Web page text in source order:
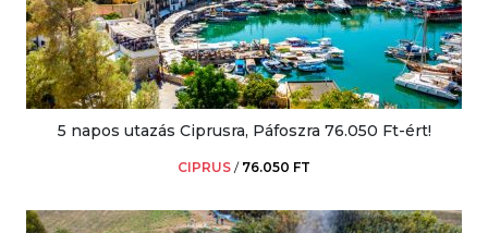
5 napos utazás Ciprusra, Páfoszra 76.050 Ft-ért!
CIPRUS / 76.050 FT